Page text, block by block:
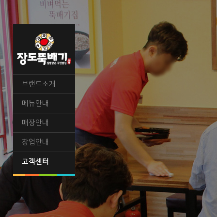
브랜드소개
메뉴안내
매장안내
창업안내
고객센터